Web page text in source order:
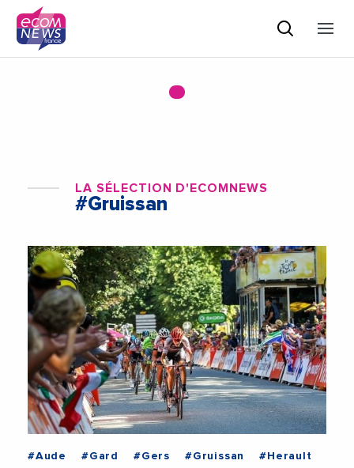
LA SÉLECTION D'ECOMNEWS
#Gruissan
#Aude #Gard #Gers #Gruissan
#Herault